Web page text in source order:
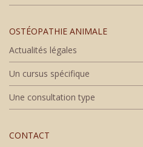
OSTÉOPATHIE ANIMALE
Actualités légales
Un cursus spécifique
Une consultation type
CONTACT